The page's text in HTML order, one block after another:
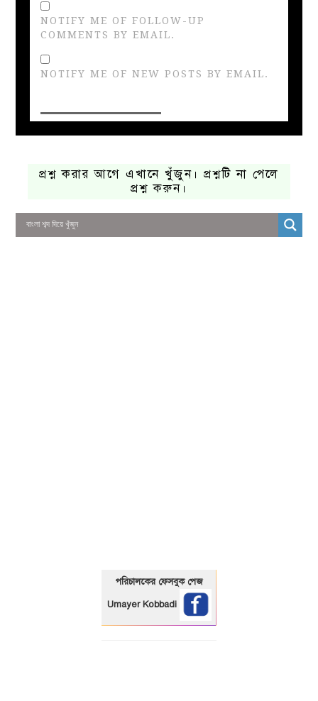
NOTIFY ME OF FOLLOW-UP
COMMENTS BY EMAIL.
NOTIFY ME OF NEW POSTS BY EMAIL.
প্রশ্ন করার আগে এখানে খুঁজুন। প্রশ্নটি না পেলে
প্রশ্ন করুন।
পরিচালকের ফেসবুক পেজ
Umayer Kobbadi